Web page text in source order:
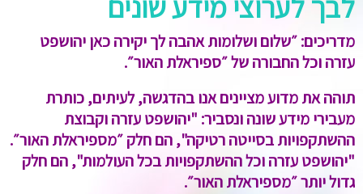
מדריכים:״שלום ושלומות אהבה לך יקירה כאן יהושפט
עזרה וכל החבורה של ״ספיראלת האור״.
תוהה את מדוע מציינים אנו בהדגשה, לעיתים, כותרת
מעבירי מידע שונה ונסביר: "יהושפט עזרה וקבוצת
ההשתקפויות בסייטה רטיקה", הם חלק ״מספיראלת האור״.
"יהושפט עזרה וכל ההשתקפויות בכל העולמות", הם חלק
גדול יותר ״מספיראלת האור״.